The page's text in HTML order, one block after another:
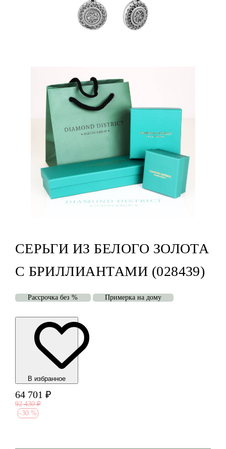
СЕРЬГИ ИЗ БЕЛОГО ЗОЛОТА
С БРИЛЛИАНТАМИ (028439)
Рассрочка без % Примерка на дому
В избранноe
64 701 ₽
92 430 ₽
-30 %